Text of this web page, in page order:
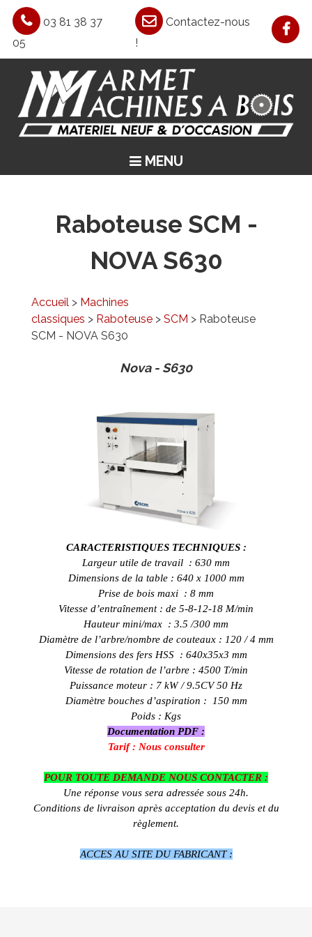
03 81 38 37
05
Contactez-nous
!
ACCUEIL
MACHINES CLASSIQUES
MACHINES SPÉCIALES
PROMOTIONS
MENU
Raboteuse SCM -
NOVA S630
Accueil > Machines
classiques > Raboteuse > SCM > Raboteuse
SCM - NOVA S630
Nova - S630
CARACTERISTIQUES TECHNIQUES :
Largeur utile de travail : 630 mm
Dimensions de la table : 640 x 1000 mm
Prise de bois maxi : 8 mm
Vitesse d’entraînement : de 5-8-12-18 M/min
Hauteur mini/max : 3.5 /300 mm
Diamètre de l’arbre/nombre de couteaux : 120 / 4 mm
Dimensions des fers HSS : 640x35x3 mm
Vitesse de rotation de l’arbre : 4500 T/min
Puissance moteur : 7 kW / 9.5CV 50 Hz
Diamètre bouches d’aspiration : 150 mm
Poids : Kgs
Documentation PDF :
Tarif : Nous consulter
POUR TOUTE DEMANDE NOUS CONTACTER :
Une réponse vous sera adressée sous 24h.
Conditions de livraison après acceptation du devis et du
règlement.
ACCES AU SITE DU FABRICANT :